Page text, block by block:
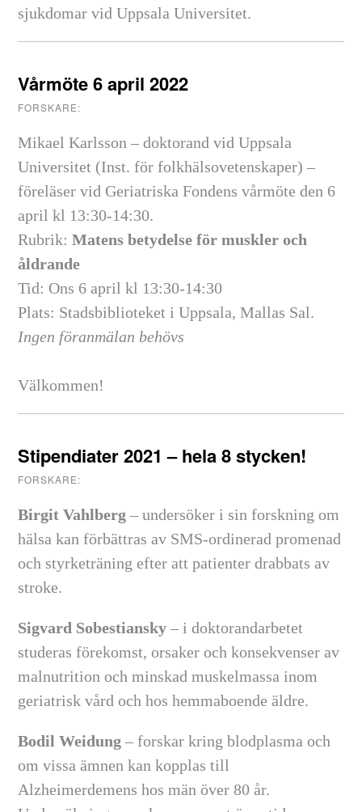
sjukdomar vid Uppsala Universitet.
Vårmöte 6 april 2022
FORSKARE:
Mikael Karlsson – doktorand vid Uppsala
Universitet (Inst. för folkhälsovetenskaper) –
föreläser vid Geriatriska Fondens vårmöte den 6
april kl 13:30-14:30.
Rubrik:Matens betydelse för muskler och
åldrande
Tid: Ons 6 april kl 13:30-14:30
Plats: Stadsbiblioteket i Uppsala, Mallas Sal.
Ingen föranmälan behövs
Välkommen!
Stipendiater 2021 – hela 8 stycken!
FORSKARE:
Birgit Vahlberg – undersöker i sin forskning om
hälsa kan förbättras av SMS-ordinerad promenad
och styrketräning efter att patienter drabbats av
stroke.
Sigvard Sobestiansky – i doktorandarbetet
studeras förekomst, orsaker och konsekvenser av
malnutrition och minskad muskelmassa inom
geriatrisk vård och hos hemmaboende äldre.
Bodil Weidung – forskar kring blodplasma och
om vissa ämnen kan kopplas till
Alzheimerdemens hos män över 80 år.